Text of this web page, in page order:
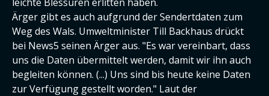
Ärger gibt es auch aufgrund der Sendertdaten zum
Weg des Wals. Umweltminister Till Backhaus drückt
bei News5 seinen Ärger aus. "Es war vereinbart, dass
uns die Daten übermittelt werden, damit wir ihn auch
begleiten können. (...) Uns sind bis heute keine Daten
zur Verfügung gestellt worden." Laut der